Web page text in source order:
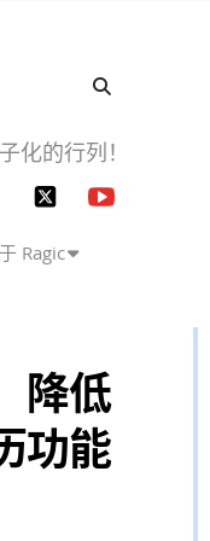
化的行列！
Ragic
降低
功能